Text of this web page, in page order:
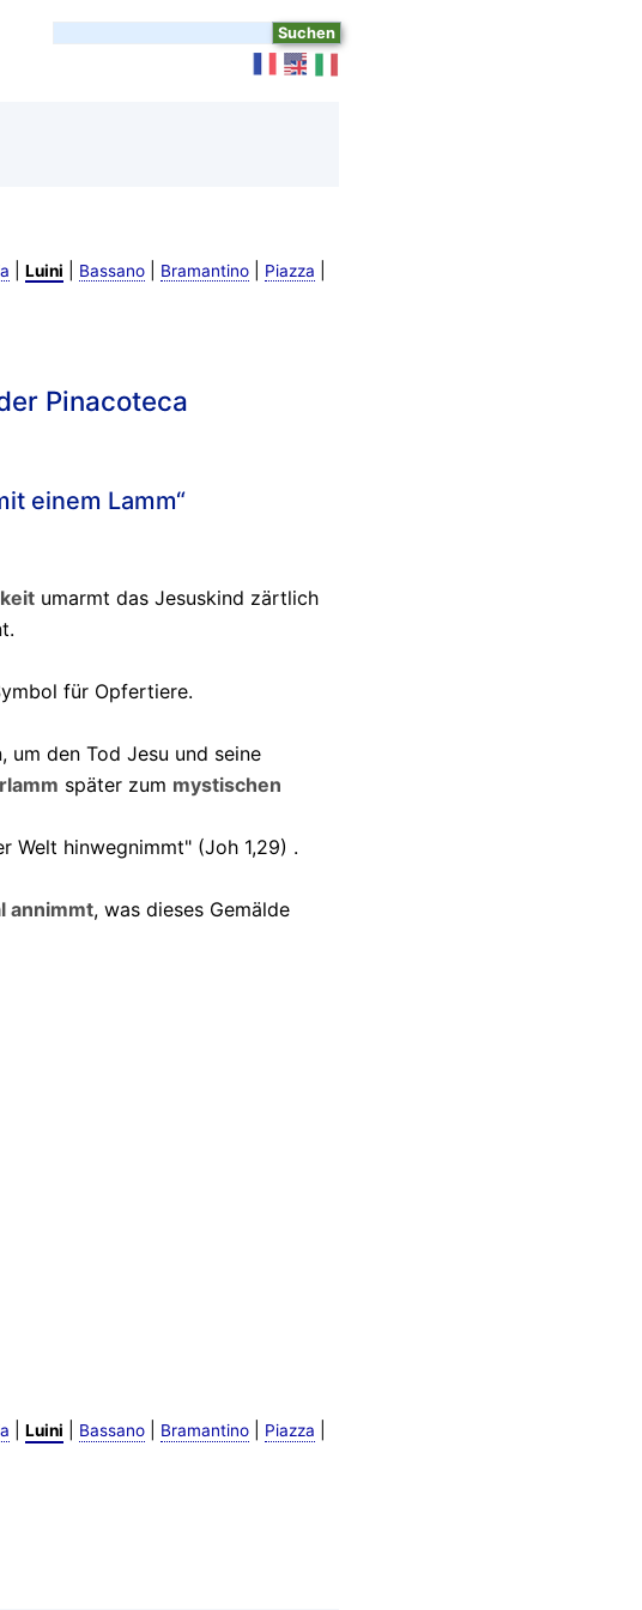
Luini Bassano| Bramantino| Piazza
Pinacoteca
einem Lamm“
umarmt das Jesuskind zärtlich
für Opfertiere.
um den Tod Jesu und seine
später zum mystischen
Welt hinwegnimmt" (Joh 1,29) .
annimmt, was dieses Gemälde
Luini Bassano| Bramantino| Piazza